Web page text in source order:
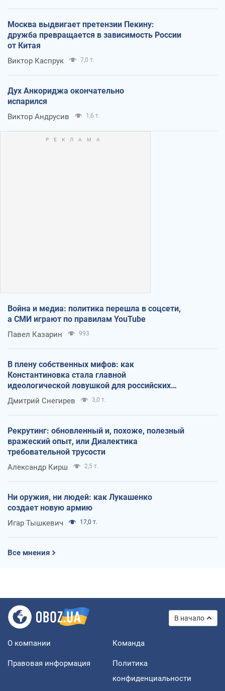
Москва выдвигает претензии Пекину:
дружба превращается в зависимость России
от Китая
Виктор Каспрук 7,0 т.
Дух Анкориджа окончательно
испарился
Виктор Андрусив 1,6 т.
Война и медиа: политика перешла в соцсети,
а СМИ играют по правилам YouTube
Павел Казарин 993
В плену собственных мифов: как
Константиновка стала главной
идеологической ловушкой для российских
оккупантов
Дмитрий Снегирев 3,0 т.
Рекрутинг: обновленный и, похоже, полезный
вражеский опыт, или Диалектика
требовательной трусости
Александр Кирш 2,5 т.
Ни оружия, ни людей: как Лукашенко
создает новую армию
Игар Тышкевич 17,0 т.
Все мнения
В начало
О компании Команда
Правовая информация
Политика
конфиденциальности